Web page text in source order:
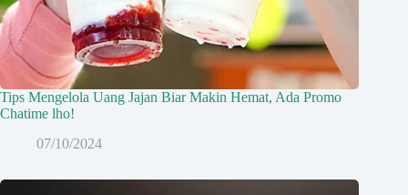
Tips Mengelola Uang Jajan Biar Makin Hemat, Ada Promo
Chatime lho!
07/10/2024